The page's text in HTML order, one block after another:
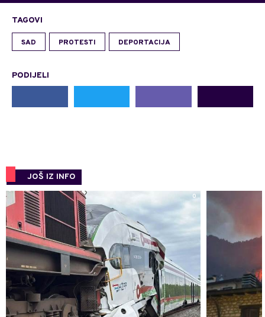
TAGOVI
SAD PROTESTI DEPORTACIJA
PODIJELI
JOŠ IZ INFO
0